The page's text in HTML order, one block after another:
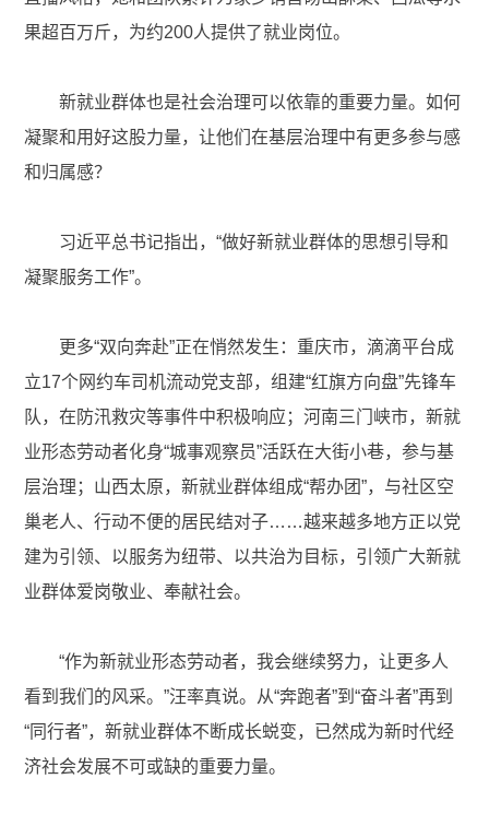
果超百万斤，为约200人提供了就业岗位。
新就业群体也是社会治理可以依靠的重要力量。如何
凝聚和用好这股力量，让他们在基层治理中有更多参与感
和归属感？
习近平总书记指出，“做好新就业群体的思想引导和
凝聚服务工作”。
更多“双向奔赴”正在悄然发生：重庆市，滴滴平台成
立17个网约车司机流动党支部，组建“红旗方向盘”先锋车
队，在防汛救灾等事件中积极响应；河南三门峡市，新就
业形态劳动者化身“城事观察员”活跃在大街小巷，参与基
层治理；山西太原，新就业群体组成“帮办团”，与社区空
巢老人、行动不便的居民结对子……越来越多地方正以党
建为引领、以服务为纽带、以共治为目标，引领广大新就
业群体爱岗敬业、奉献社会。
“作为新就业形态劳动者，我会继续努力，让更多人
看到我们的风采。”汪率真说。从“奔跑者”到“奋斗者”再到
“同行者”，新就业群体不断成长蜕变，已然成为新时代经
济社会发展不可或缺的重要力量。